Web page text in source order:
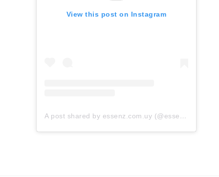
View this post on Instagram
A post shared by essenz.com.uy (@essenz.com.uy)